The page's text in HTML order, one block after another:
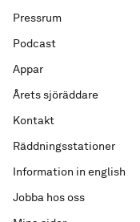
Pressrum
Podcast
Appar
Årets sjöräddare
Kontakt
Räddningsstationer
Information in english
Jobba hos oss